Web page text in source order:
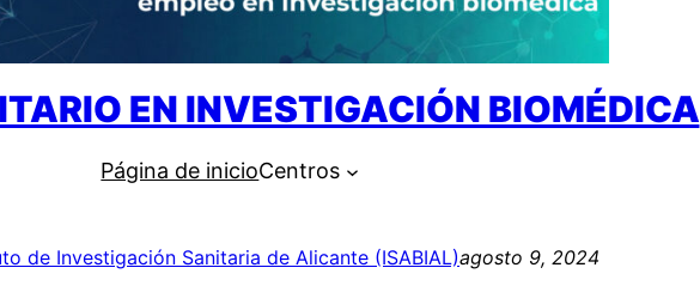
EN INVESTIGACIÓN BIOMÉDICA
Página de inicioCentros
de Investigación Sanitaria de Alicante (ISABIAL)agosto 9, 2024